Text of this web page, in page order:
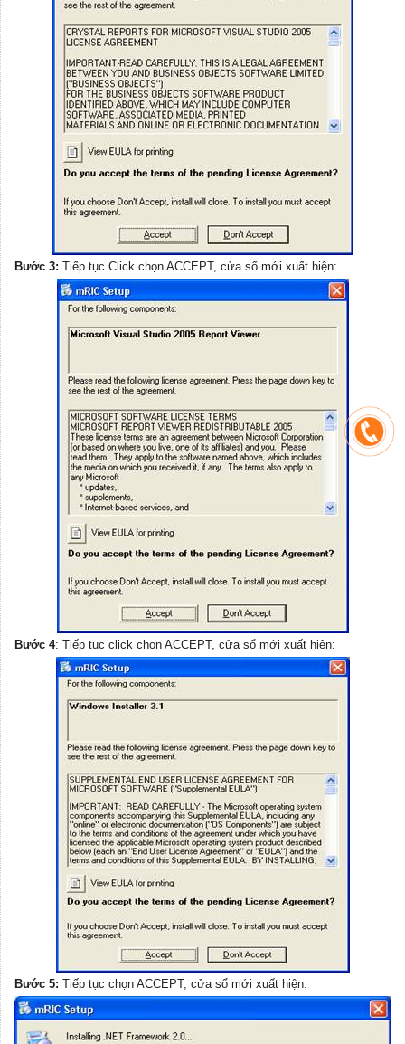
Bước 3: Tiếp tục Click chọn ACCEPT, cửa sổ mới xuất hiện:
Bước 4: Tiếp tục click chọn ACCEPT, cửa sổ mới xuất hiện:
Bước 5: Tiếp tục chọn ACCEPT, cửa sổ mới xuất hiện: